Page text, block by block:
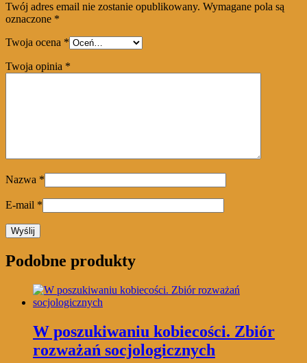
Twój adres email nie zostanie opublikowany. Wymagane pola są
oznaczone *
Twoja ocena *
Twoja opinia *
Nazwa *
E-mail *
Podobne produkty
W poszukiwaniu kobiecości. Zbiór
rozważań socjologicznych